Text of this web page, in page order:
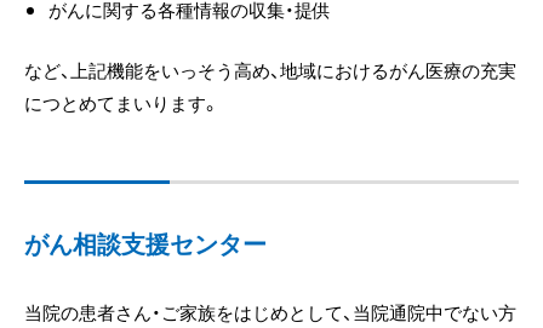
がんに関する各種情報の収集・提供
など、上記機能をいっそう高め、地域におけるがん医療の充実
につとめてまいります。
がん相談支援センター
当院の患者さん・ご家族をはじめとして、当院通院中でない方